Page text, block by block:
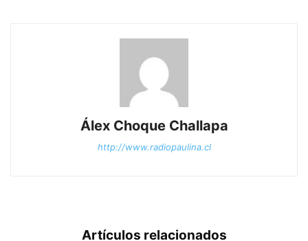
Álex Choque Challapa
http://www.radiopaulina.cl
Artículos relacionados